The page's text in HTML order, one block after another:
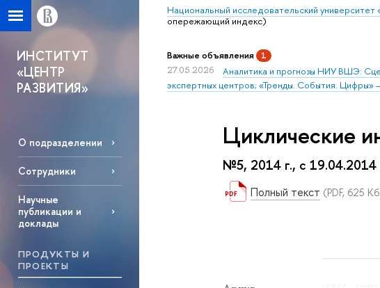
Национальный исследовательский
опережающий индекс)
ИНСТИТУТ
«ЦЕНТР
РАЗВИТИЯ»
О подразделении
Сотрудники
Научные
публикации и
доклады
ПРОДУКТЫ И
ПРОЕКТЫ
Важные объявления 1
27.05.2026
Аналитика и прогнозы НИУ ВШЭ:
экспертных центров; «Тренды. События. Цифры»
Циклические
№5, 2014 г., с
Полный текст (PDF, 625